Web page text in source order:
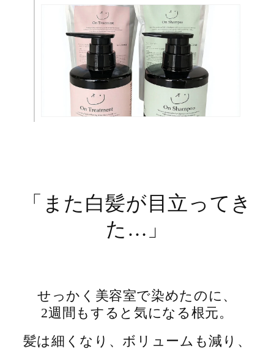
「また白髪が目立ってき
た…」
せっかく美容室で染めたのに、
2週間もすると気になる根元。
髪は細くなり、ボリュームも減り、